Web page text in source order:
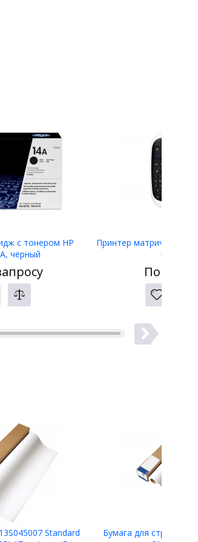
с тонером HP
черный
Принтер матричный
LW-400
По
Standard
Бумага для струйной